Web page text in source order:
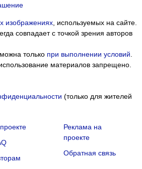
изображениях, используемых на сайте.
совпадает с точкой зрения авторов
только при выполнении условий
материалов запрещено.
(только для жителей
Реклама на
проекте
Обратная связь